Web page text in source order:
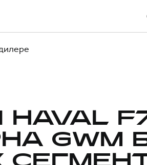
HAVAL
GWM